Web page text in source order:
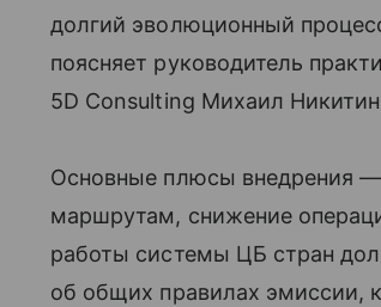
долгий эволюционный
поясняет руководитель
5D Consulting Михаил
Основные плюсы внедрения —
маршрутам, снижение
работы системы ЦБ стран
об общих правилах эмиссии,